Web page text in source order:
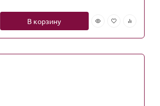
В корзину